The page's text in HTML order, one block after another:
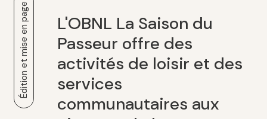
Édition et mise en page
L'OBNL La Saison du
Passeur offre des
activités de loisir et des
services
communautaires aux